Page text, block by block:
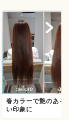
春カラーで艶のある
い印象に